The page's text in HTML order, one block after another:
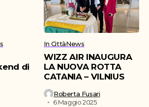
di
In CittàNews
WIZZ AIR INAUGURA
LA NUOVA ROTTA
CATANIA – VILNIUS
Roberta Fusari
6 Maggio 2025